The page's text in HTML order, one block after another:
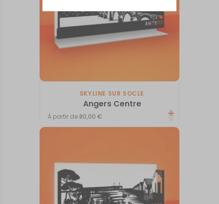
SKYLINE SUR SOCLE
Angers Centre
À partir de 80,00€